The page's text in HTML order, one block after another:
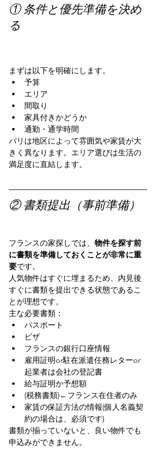
① 条件と優先準備を決め
る
まずは以下を明確にします。
予算
エリア
間取り
家具付きかどうか
通勤・通学時間
パリは地区によって雰囲気や家賃が大
きく異なります。エリア選びは生活の
満足度に直結します。
② 書類提出（事前準備）
フランスの家探しでは、 物件を探す前
に書類を準備しておくことが非常に重
要です。
人気物件はすぐに埋まるため、内見後
すぐに書類を提出できる状態であるこ
とが理想です。
主な必要書類：
パスポート
ビザ
フランスの銀行口座情報
雇用証明or駐在派遣任務レターor
起業者は会社の登記書
給与証明か予想額
(税務書類)←フランス在住者のみ
家賃の保証方法の情報(個人名義契
約の場合は、必須です)
書類が揃っていないと、良い物件でも
申込みができません。